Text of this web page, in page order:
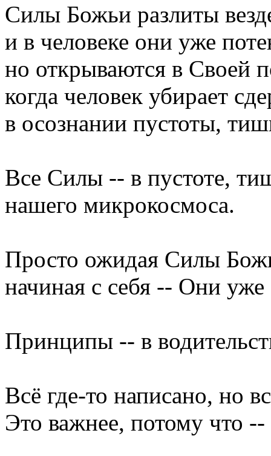
Силы Божьи разлиты
и в человеке они уже
но открываются в Своей
когда человек убирает
в осознании пустоты,
Все Силы -- в пустоте,
нашего микрокосмоса.
Просто ожидая Силы
начиная с себя -- Они уже
Принципы -- в
Всё где-то написано, но
Это важнее, потому что